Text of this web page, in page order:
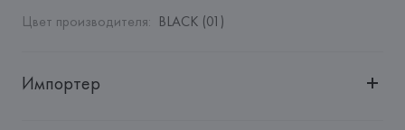
Цвет производителя: BLACK (01)
Импортер